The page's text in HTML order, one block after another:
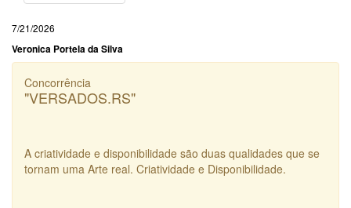
7/21/2026
Veronica Portela da Silva
Concorrência
"VERSADOS.RS"
A criatividade e disponibilidade são duas qualidades que se
tornam uma Arte real. Criatividade e Disponibilidade.